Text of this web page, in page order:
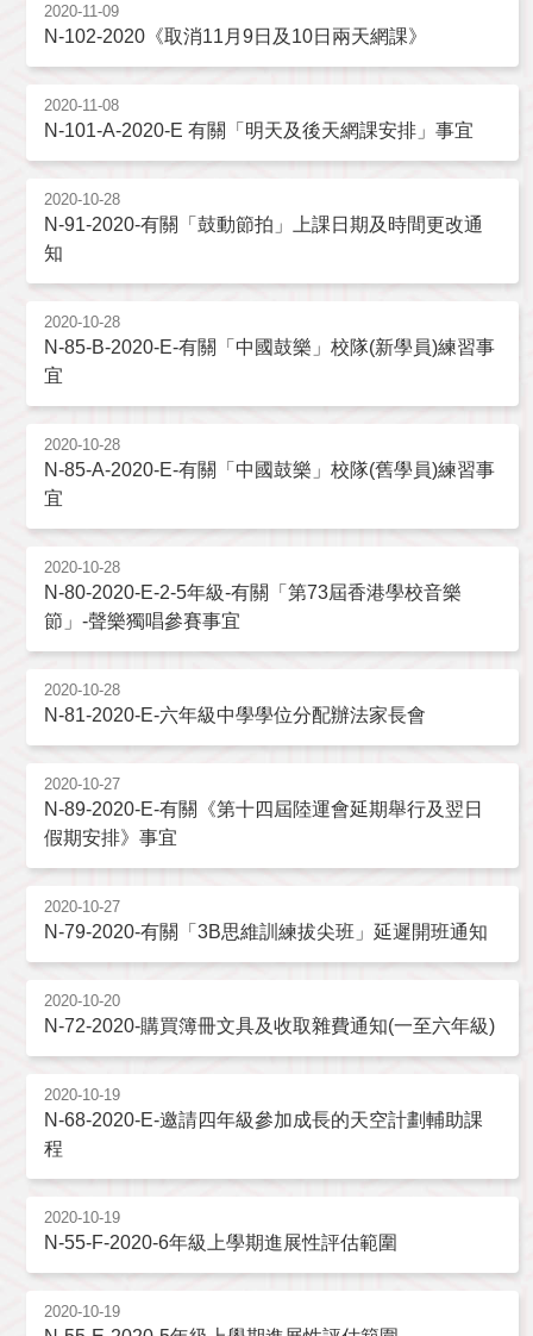
2020-11-09
N-102-2020《取消11月9日及10日兩天網課》
2020-11-08
N-101-A-2020-E 有關「明天及後天網課安排」事宜
2020-10-28
N-91-2020-有關「鼓動節拍」上課日期及時間更改通
知
2020-10-28
N-85-B-2020-E-有關「中國鼓樂」校隊(新學員)練習事
宜
2020-10-28
N-85-A-2020-E-有關「中國鼓樂」校隊(舊學員)練習事
宜
2020-10-28
N-80-2020-E-2-5年級-有關「第73屆香港學校音樂
節」-聲樂獨唱參賽事宜
2020-10-28
N-81-2020-E-六年級中學學位分配辦法家長會
2020-10-27
N-89-2020-E-有關《第十四屆陸運會延期舉行及翌日
假期安排》事宜
2020-10-27
N-79-2020-有關「3B思維訓練拔尖班」延遲開班通知
2020-10-20
N-72-2020-購買簿冊文具及收取雜費通知(一至六年級)
2020-10-19
N-68-2020-E-邀請四年級參加成長的天空計劃輔助課
程
2020-10-19
N-55-F-2020-6年級上學期進展性評估範圍
2020-10-19